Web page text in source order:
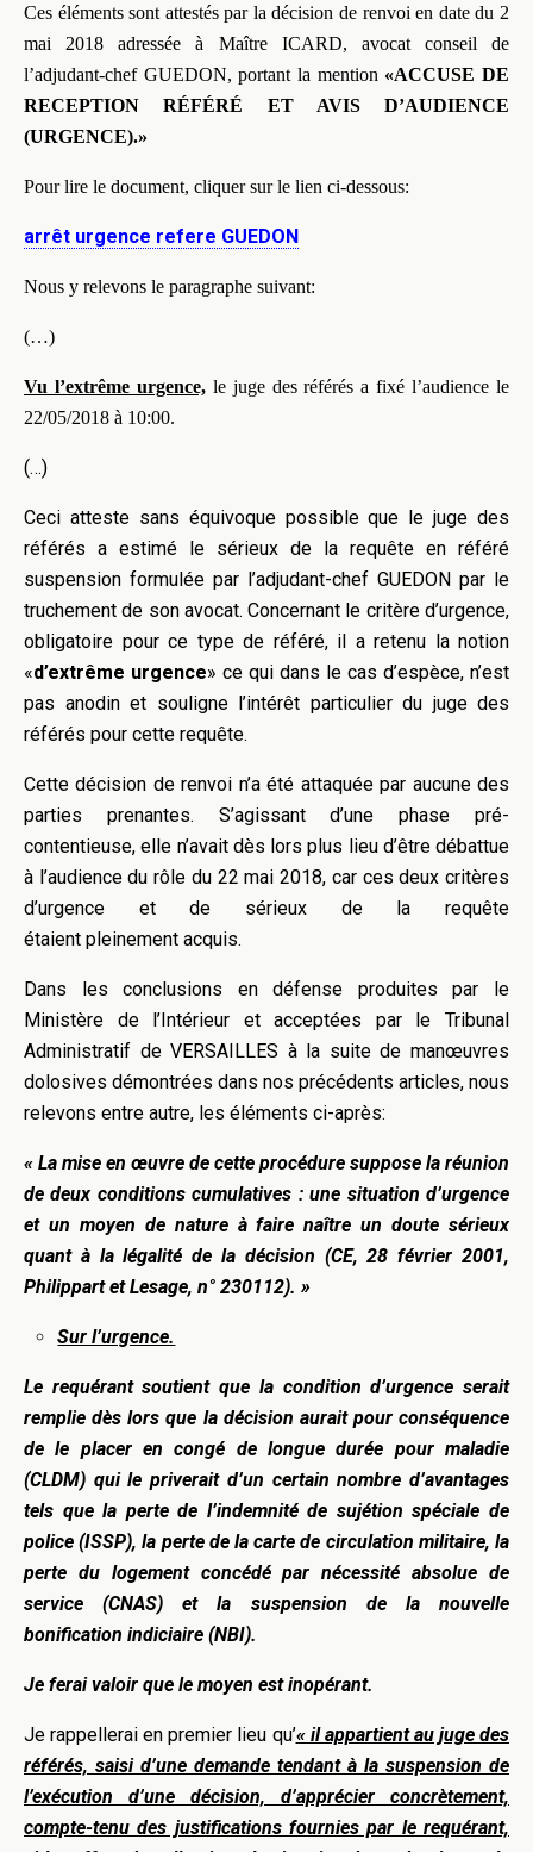
Ces éléments sont attestés par la décision de renvoi en date du 2
mai 2018 adressée à Maître ICARD, avocat conseil de
l’adjudant-chef GUEDON, portant la mention «ACCUSE DE
RECEPTIONRÉFÉRÉ ET AVIS D’AUDIENCE
(URGENCE).»
Pour lire le document, cliquer sur le lien ci-dessous:
arrêt urgence refere GUEDON
Nous y relevons le paragraphe suivant:
(…)
Vu l’extrême urgence,le juge des référésa fixé l’audience le
22/05/2018 à 10:00.
(…)
Ceci atteste sans équivoque possible que le juge des
référés a estimé le sérieux de la requête en référé
suspension formulée par l’adjudant-chef GUEDON par le
truchement de son avocat. Concernant le critère d’urgence,
obligatoire pour ce type de référé, il a retenu la notion
«d’extrême urgence» ce qui dans le cas d’espèce, n’est
pas anodin et souligne l’intérêt particulier du juge des
référés pour cette requête.
Cette décision de renvoi n’a été attaquée par aucune des
parties prenantes. S’agissant d’une phase pré-
contentieuse, elle n’avait dès lors plus lieu d’être débattue
à l’audience du rôle du 22 mai 2018, car ces deux critères
d’urgence et de sérieux de la requête
étaient pleinement acquis.
Dans les conclusions en défense produites par le
Ministère de l’Intérieur et acceptées par le Tribunal
Administratif de VERSAILLES à la suite de manœuvres
dolosives démontrées dans nos précédents articles, nous
relevons entre autre, les éléments ci-après:
« La mise en œuvre de cette procédure suppose la réunion
de deux conditions cumulatives : une situation d’urgence
et un moyen de nature à faire naître un doute sérieux
quant à la légalité de la décision (CE, 28 février 2001,
Philippart et Lesage, n° 230112). »
Sur l’urgence.
Le requérant soutient que la condition d’urgence serait
remplie dès lors que la décision aurait pour conséquence
de le placer en congé de longue durée pour maladie
(CLDM) qui le priverait d’un certain nombre d’avantages
tels que la perte de l’indemnité de sujétion spéciale de
police (ISSP), la perte de la carte de circulation militaire, la
perte du logement concédé par nécessité absolue de
service (CNAS) et la suspension de la nouvelle
bonification indiciaire (NBI).
Je ferai valoir que le moyen est inopérant.
Je rappellerai en premier lieu qu’« il appartient au juge des
référés, saisi d’une demande tendant à la suspension de
l’exécution d’une décision, d’apprécier concrètement,
compte-tenu des justifications fournies par le requérant,